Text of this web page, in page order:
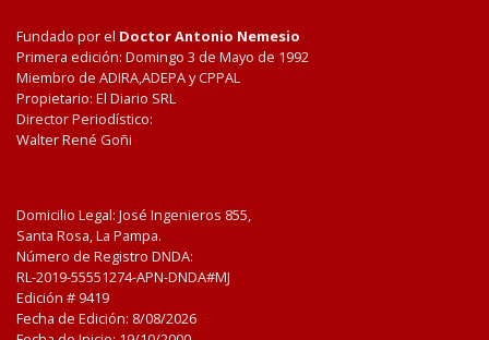
Fundado por el Doctor Antonio Nemesio
Primera edición: Domingo 3 de Mayo de 1992
Miembro de ADIRA,ADEPA y CPPAL
Propietario: El Diario SRL
Director Periodístico:
Walter René Goñi
Domicilio Legal: José Ingenieros 855,
Santa Rosa, La Pampa.
Número de Registro DNDA:
RL-2019-55551274-APN-DNDA#MJ
Edición # 9419
Fecha de Edición: 8/08/2026